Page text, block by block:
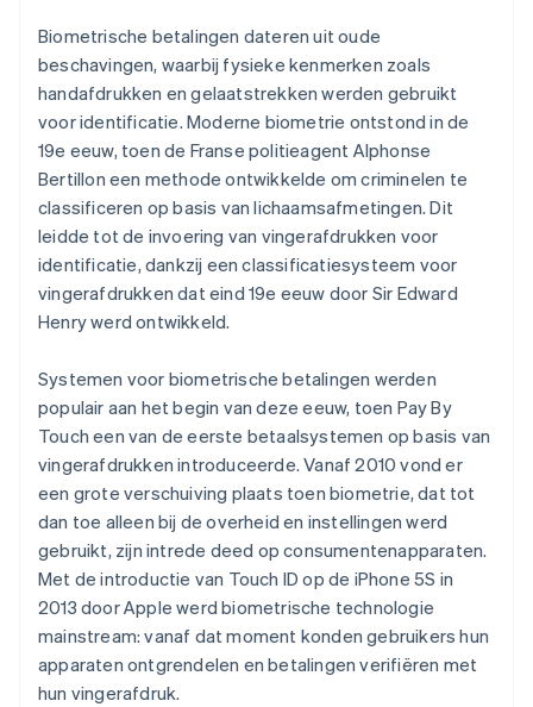
Biometrische betalingen dateren uit oude
beschavingen, waarbij fysieke kenmerken zoals
handafdrukken en gelaatstrekken werden gebruikt
voor identificatie. Moderne biometrie ontstond in de
19e eeuw, toen de Franse politieagent Alphonse
Bertillon een methode ontwikkelde om criminelen te
classificeren op basis van lichaamsafmetingen. Dit
leidde tot de invoering van vingerafdrukken voor
identificatie, dankzij een classificatiesysteem voor
vingerafdrukken dat eind 19e eeuw door Sir Edward
Henry werd ontwikkeld.
Systemen voor biometrische betalingen werden
populair aan het begin van deze eeuw, toen Pay By
Touch een van de eerste betaalsystemen op basis van
vingerafdrukken introduceerde. Vanaf 2010 vond er
een grote verschuiving plaats toen biometrie, dat tot
dan toe alleen bij de overheid en instellingen werd
gebruikt, zijn intrede deed op consumentenapparaten.
Met de introductie van Touch ID op de iPhone 5S in
2013 door Apple werd biometrische technologie
mainstream: vanaf dat moment konden gebruikers hun
apparaten ontgrendelen en betalingen verifiëren met
hun vingerafdruk.